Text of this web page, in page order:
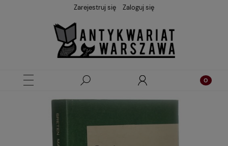
Zarejestruj się Zaloguj się